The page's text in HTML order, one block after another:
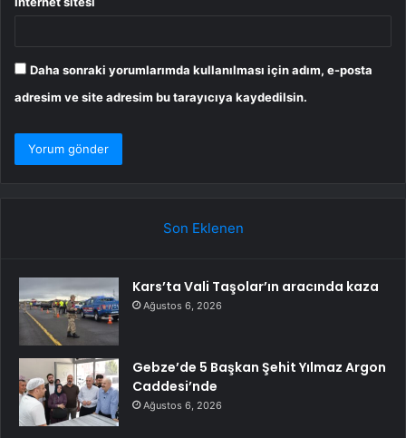
Daha sonraki yorumlarımda kullanılması için adım, e-posta
adresim ve site adresim bu tarayıcıya kaydedilsin.
Son Eklenen
Kars’ta Vali Taşolar’ın aracında kaza
Ağustos 6, 2026
Gebze’de 5 Başkan Şehit Yılmaz Argon
Caddesi’nde
Ağustos 6, 2026